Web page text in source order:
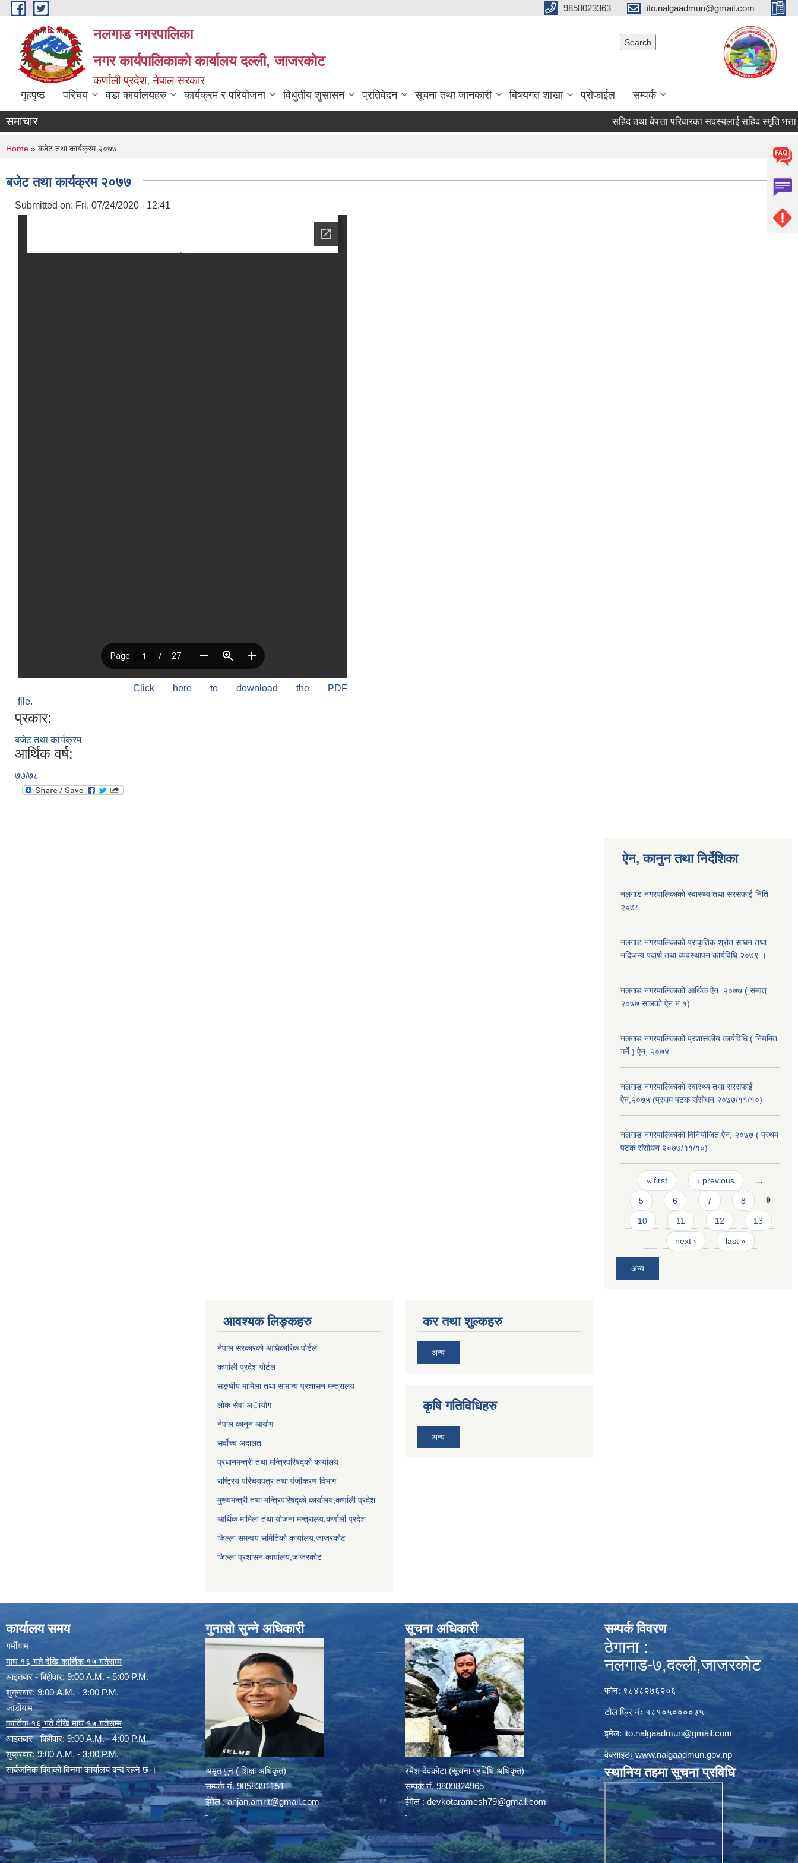
Skip to main content 9858023363 ito.nalgaadmun@gmail.com
नलगाड नगरपालिका
नगर कार्यपालिकाको कार्यालय दल्ली, जाजरकाेट
कर्णाली प्रदेश, नेपाल सरकार
गृहपृष्ठ परिचय वडा कार्यालयहरु कार्यक्रम र परियोजना विधुतीय शुसासन प्रतिवेदन सूचना तथा जानकारी बिषयगत शाखा प्रोफाईल सम्पर्क
समाचार सहिद तथा बेपत्ता परिवारका सदस्यलाई सहिद स्मृति भत्ता
You are here
Home » बजेट तथा कार्यक्रम २०७७
बजेट तथा कार्यक्रम २०७७
Submitted on: Fri, 07/24/2020 - 12:41
Click here to download the PDF
file.
प्रकार:
बजेट तथा कार्यक्रम
आर्थिक वर्ष:
७७/७८
ऐन, कानुन तथा निर्देशिका
नलगाड नगरपालिकाको स्वास्थ्य तथा सरसफाई निति
२०७८
नलगाड नगरपालिकाको प्राकृतिक श्रोत साधन तथा
नदिजन्य पदार्थ तथा व्यवस्थापन कार्यविधि २०७९ ।
नलगाड नगरपालिकाको आर्थिक ऐन, २०७७ ( सम्वत्
२०७७ सालको ऐन नं.१)
नलगाड नगरपालिकाको प्रशासकीय कार्यविधि ( नियमित
गर्ने ) ऐन, २०७४
नलगाड नगरपालिकाको स्वास्थ्य तथा सरसफाई
ऐेन,२०७५ (प्रथम पटक संसोधन २०७७/११/१०)
नलगाड नगरपालिकाको विनियोजित ऐेन, २०७७ ( प्रथम
पटक संसोधन २०७७/११/१०)
Pages
« first ‹ previous …
5 6 7 8 9
10 11 12 13
… next › last »
अन्य
आवश्यक लिङ्कहरु
नेपाल सरकारको आधिकारिक पोर्टल
कर्णाली प्रदेश पोर्टल
सङ्घीय मामिला तथा सामान्य प्रशासन मन्त्रालय
लाेक सेवा अायाेग
नेपाल कानून आयोग
सर्वाेच्च अदालत
प्रधानमन्त्री तथा मन्त्रिपरिषद्को कार्यालय
राष्ट्रिय परिचयपत्र तथा पंजीकरण विभाग
मुख्यमन्त्री तथा मन्त्रिपरिषद्को कार्यालय,कर्णाली प्रदेश
आर्थिक मामिला तथा योजना मन्त्रालय,कर्णाली प्रदेश
जिल्ला समन्वय समितिको कार्यालय,जाजरकाेट
जिल्ला प्रशासन कार्यालय,जाजरकोट
कर तथा शुल्कहरु
अन्य
कृषि गतिविधिहरु
अन्य
कार्यालय समय
गर्मीयाम
माघ १६ गते देखि कार्त्तिक १५ गतेसम्म
आइतबार - बिहीवार: 9:00 A.M. - 5:00 P.M.
शुक्रवार: 9:00 A.M. - 3:00 P.M.
जाडोयाम
कार्त्तिक १६ गते देखि माघ १५ गतेसम्म
आइतबार - बिहीवार: 9:00 A.M. - 4:00 P.M.
शुक्रवार: 9:00 A.M. - 3:00 P.M.
सार्बजनिक बिदाको दिनमा कार्यालय बन्द रहने छ ।
गुनासो सुन्ने अधिकारी
अमृत पुन ( शिक्षा अधिकृत)
सम्पर्क न‌ं. 9858391151
ईमेल :anjan.amrit@gmail.com
सूचना अधिकारी
रमेश देवकोटा (सूचना प्रविधि अधिकृत)
सम्पर्क न‌ं. 9809824965
ईमेल :devkotaramesh79@gmail.com
सम्पर्क विवरण
ठेगाना :
नलगाड-७,दल्ली,जाजरकाेट
फोन: ९८४८२७६२०६
टोल फ्रि नंः १८१०५००००३५
इमेल: ito.nalgaadmun@gmail.com
वेबसाइटःwww.nalgaadmun.gov.np
स्थानिय तहमा सूचना प्रविधि